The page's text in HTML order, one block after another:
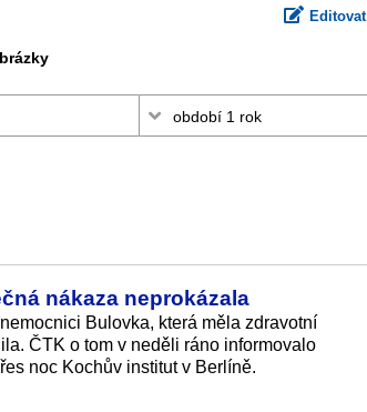
Editovat
nákaza neprokázala
Bulovka, která měla zdravotní
ČTK o tom v neděli ráno informovalo
noc Kochův institut v Berlíně.